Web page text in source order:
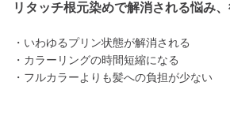
リタッチ根元染めで解消される悩み
・いわゆるプリン状態が解消される
・カラーリングの時間短縮になる
・フルカラーよりも髪への負担が少ない